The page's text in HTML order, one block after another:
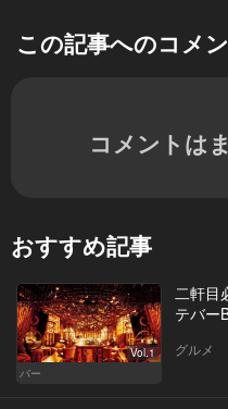
この記事へのコメ
コメントは
おすすめ記事
Vol.1
バー
二軒目
テバー
グルメ